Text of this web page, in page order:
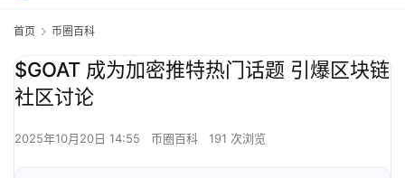
首页 币圈百科
$GOAT 成为加密推特热门话题 引爆区块链
社区讨论
2025年10月20日 14:55 币圈百科 191 次浏览